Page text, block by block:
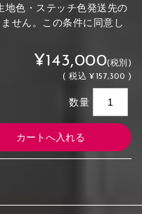
地色・ステッチ色発送先の
せん。この条件に同意し
¥143,000(税別)
(税込 ¥157,300 )
数量